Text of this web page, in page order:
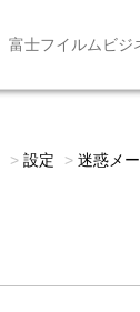
富士フイルムビジ
> 設定 > 迷惑メ